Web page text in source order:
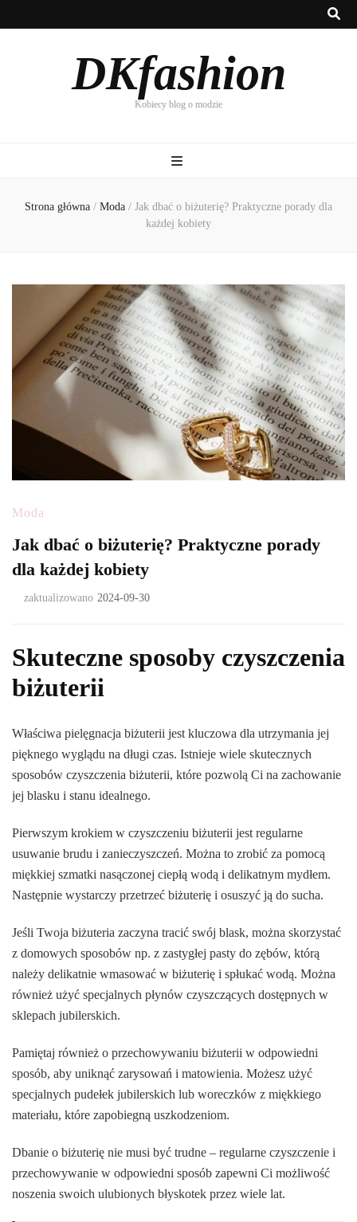
DKfashion
Kobiecy blog o modzie
Strona główna / Moda / Jak dbać o biżuterię? Praktyczne porady dla
każdej kobiety
Moda
Jak dbać o biżuterię? Praktyczne porady
dla każdej kobiety
zaktualizowano 2024-09-30
Skuteczne sposoby czyszczenia
biżuterii
Właściwa pielęgnacja biżuterii jest kluczowa dla utrzymania jej
pięknego wyglądu na długi czas. Istnieje wiele skutecznych
sposobów czyszczenia biżuterii, które pozwolą Ci na zachowanie
jej blasku i stanu idealnego.
Pierwszym krokiem w czyszczeniu biżuterii jest regularne
usuwanie brudu i zanieczyszczeń. Można to zrobić za pomocą
miękkiej szmatki nasączonej ciepłą wodą i delikatnym mydłem.
Następnie wystarczy przetrzeć biżuterię i osuszyć ją do sucha.
Jeśli Twoja biżuteria zaczyna tracić swój blask, można skorzystać
z domowych sposobów np. z zastygłej pasty do zębów, którą
należy delikatnie wmasować w biżuterię i spłukać wodą. Można
również użyć specjalnych płynów czyszczących dostępnych w
sklepach jubilerskich.
Pamiętaj również o przechowywaniu biżuterii w odpowiedni
sposób, aby uniknąć zarysowań i matowienia. Możesz użyć
specjalnych pudełek jubilerskich lub woreczków z miękkiego
materiału, które zapobiegną uszkodzeniom.
Dbanie o biżuterię nie musi być trudne – regularne czyszczenie i
przechowywanie w odpowiedni sposób zapewni Ci możliwość
noszenia swoich ulubionych błyskotek przez wiele lat.